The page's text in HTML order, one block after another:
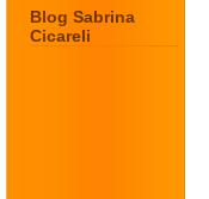
Blog Sabrina
Cicareli